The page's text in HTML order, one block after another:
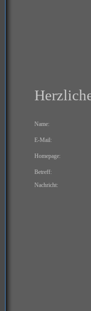
Name:
E-Mail:
Homepage:
Betreff:
Nachricht: